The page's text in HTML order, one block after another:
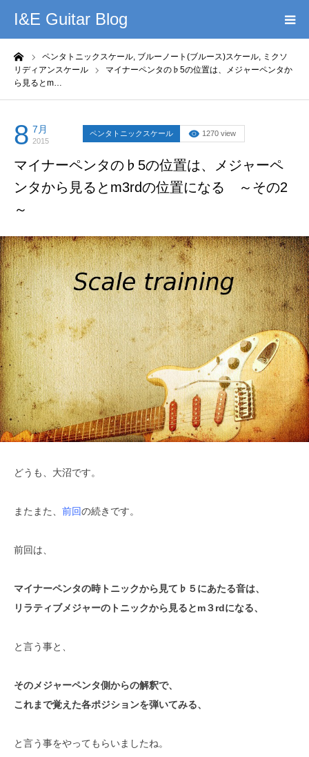
I&E Guitar Blog
ペンタトニックスケール, ブルーノート(ブルース)スケール, ミクソ
リディアンスケール
マイナーペンタの♭5の位置は、メジャーペンタか
ら見るとm…
8 7月
2015
ペンタトニックスケール 1270 view
マイナーペンタの♭5の位置は、メジャーペ
ンタから見るとm3rdの位置になる ～その2
～
どうも、大沼です。
またまた、 前回の続きです。
前回は、
マイナーペンタの時トニックから見て♭５にあたる音は、
リラティブメジャーのトニックから見るとm３rdになる、
と言う事と、
そのメジャーペンタ側からの解釈で、
これまで覚えた各ポジションを弾いてみる、
と言う事をやってもらいましたね。
HOME
プロフィール
このブログの理念
記事まとめ
お問い合わせ